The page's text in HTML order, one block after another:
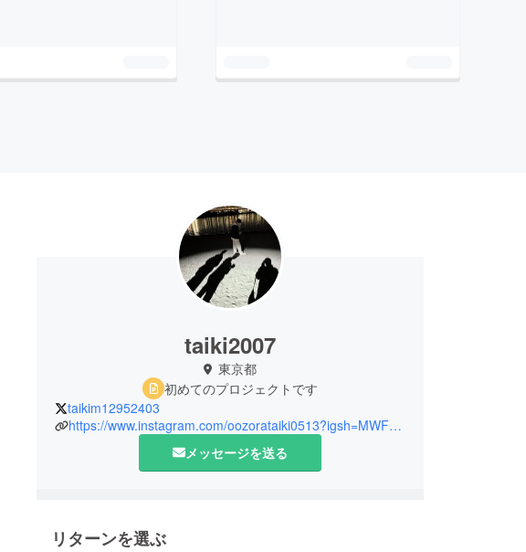
taiki2007
東京都
初めてのプロジェクトです
taikim12952403
https://www.instagram.com/oozorataiki0513?igsh=MWFya3NzdW1wMWMxcg%3D%3D&utm_source=qr
メッセージを送る
リターンを選ぶ